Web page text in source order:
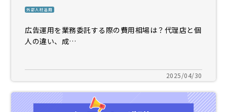
外部人材活用
広告運用を業務委託する際の費用相場は？代理店と個
人の違い、成…
2025/04/30